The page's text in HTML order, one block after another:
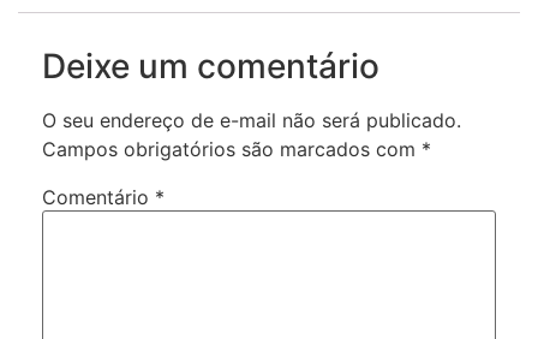
Deixe um comentário
O seu endereço de e-mail não será publicado.
Campos obrigatórios são marcados com *
Comentário *